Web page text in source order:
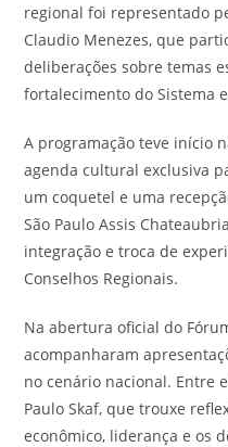
regional foi representado
Claudio Menezes, que
deliberações sobre temas
fortalecimento do Sistema
A programação teve início
agenda cultural exclusiva
um coquetel e uma
São Paulo Assis
integração e troca de
Conselhos Regionais.
Na abertura oficial do
acompanharam
no cenário nacional. Entre
Paulo Skaf, que trouxe
econômico, liderança e os